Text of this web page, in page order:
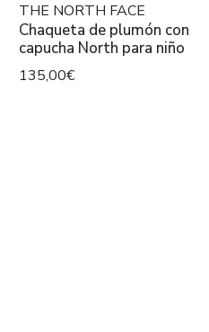
THE NORTH FACE
Chaqueta de plumón con
capucha North para niño
135,00€